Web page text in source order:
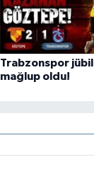
Trabzonspor
mağlup oldu!